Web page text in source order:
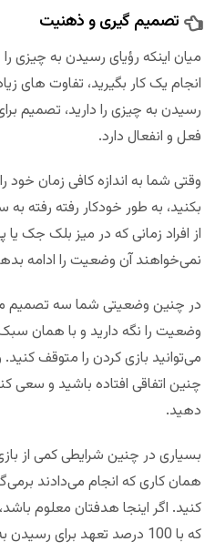
تصمیم گیری و ذهنیت
میان اینکه رؤیای رسیدن به چیزی
انجام یک کار بگیرید، تفاوت های
رسیدن به چیزی را دارید، تصمیم
فعل و انفعال دارد.
وقتی شما به اندازه کافی زمان
بکنید، به طور خودکار رفته رفته
از افراد زمانی که در میز بلک جک یا
نمی‌خواهند آن وضعیت را ادامه
در چنین وضعیتی شما سه تصمیم
وضعیت را نگه دارید و با همان
می‌توانید بازی کردن را متوقف کنید.
چنین اتفاقی افتاده باشید و سعی
دهید.
بسیاری در چنین شرایطی کمی از
همان کاری که انجام می‌دادند
کنید. اگر اینجا هدفتان معلوم
که با 100 درصد تعهد برای